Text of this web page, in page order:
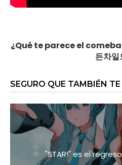
¿Qué te parece el
든차일
SEGURO QUE TAMBIÉN
"STAR!" es el